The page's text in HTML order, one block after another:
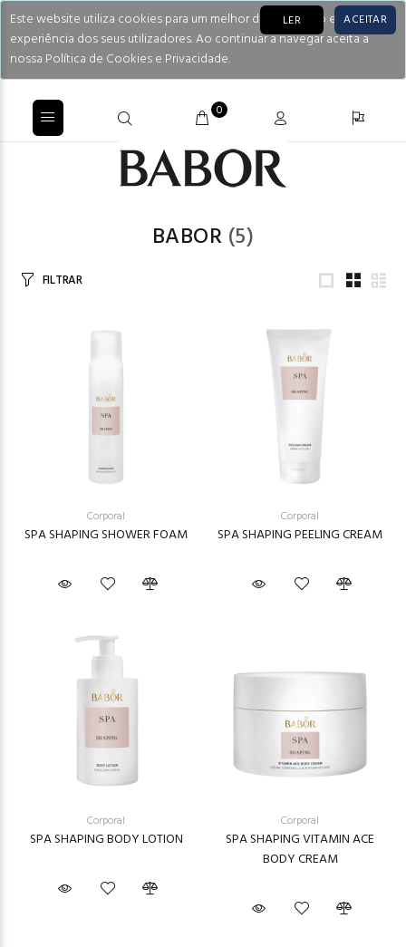
Este website utiliza cookies para um melhor desempenho e
experiência dos seus utilizadores. Ao continuar a navegar aceita a
nossa Política de Cookies e Privacidade.
LER ACEITAR
0
BABOR (5)
FILTRAR
Corporal
SPA SHAPING SHOWER FOAM
Corporal
SPA SHAPING PEELING CREAM
Corporal
SPA SHAPING BODY LOTION
Corporal
SPA SHAPING VITAMIN ACE
BODY CREAM